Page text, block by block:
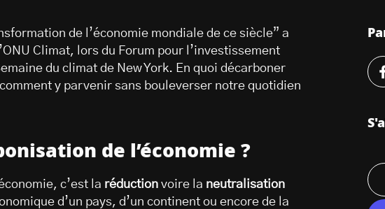
de l’économie mondiale de ce siècle” a
Climat, lors du Forum pour l’investissement
du climat de New York. En quoi décarboner
y parvenir sans bouleverser notre quotidien
de l’économie ?
c’est la réduction voire la neutralisation
d’un pays, d’un continent ou encore de la